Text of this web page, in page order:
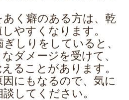
く癖のある方は、乾
やすくなります。
しりをしていると、
ダメージを受けて、
ることがあります。
にもなるので、気に
してください。